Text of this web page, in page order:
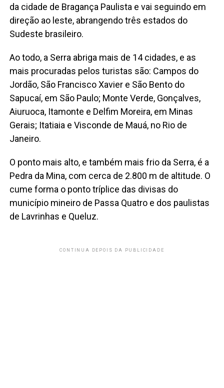
da cidade de Bragança Paulista e vai seguindo em
direção ao leste, abrangendo três estados do
Sudeste brasileiro.
Ao todo, a Serra abriga mais de 14 cidades, e as
mais procuradas pelos turistas são: Campos do
Jordão, São Francisco Xavier e São Bento do
Sapucaí, em São Paulo; Monte Verde, Gonçalves,
Aiuruoca, Itamonte e Delfim Moreira, em Minas
Gerais; Itatiaia e Visconde de Mauá, no Rio de
Janeiro.
O ponto mais alto, e também mais frio da Serra, é a
Pedra da Mina, com cerca de 2.800 m de altitude. O
cume forma o ponto tríplice das divisas do
município mineiro de Passa Quatro e dos paulistas
de Lavrinhas e Queluz.
CONTINUA DEPOIS DA PUBLICIDADE